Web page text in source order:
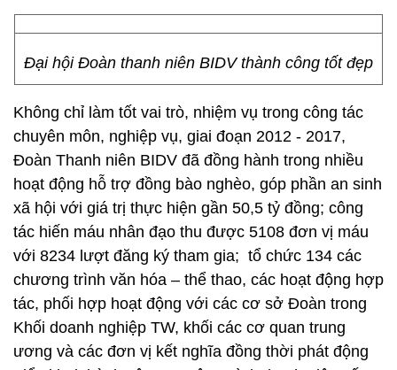
Đại hội Đoàn thanh niên BIDV thành công tốt đẹp
Không chỉ làm tốt vai trò, nhiệm vụ trong công tác
chuyên môn, nghiệp vụ, giai đoạn 2012 - 2017,
Đoàn Thanh niên BIDV đã đồng hành trong nhiều
hoạt động hỗ trợ đồng bào nghèo, góp phần an sinh
xã hội với giá trị thực hiện gần 50,5 tỷ đồng; công
tác hiến máu nhân đạo thu được 5108 đơn vị máu
với 8234 lượt đăng ký tham gia; tổ chức 134 các
chương trình văn hóa – thể thao, các hoạt động hợp
tác, phối hợp hoạt động với các cơ sở Đoàn trong
Khối doanh nghiệp TW, khối các cơ quan trung
ương và các đơn vị kết nghĩa đồng thời phát động